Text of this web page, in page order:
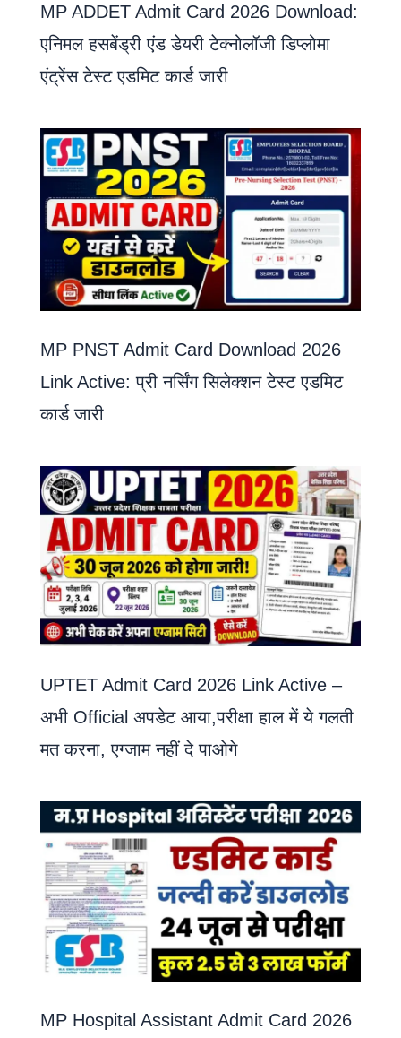
MP ADDET Admit Card 2026 Download:
एनिमल हसबेंड्री एंड डेयरी टेक्नोलॉजी डिप्लोमा
एंट्रेंस टेस्ट एडमिट कार्ड जारी
MP PNST Admit Card Download 2026
Link Active: प्री नर्सिंग सिलेक्शन टेस्ट एडमिट
कार्ड जारी
UPTET Admit Card 2026 Link Active –
अभी Official अपडेट आया,परीक्षा हाल में ये गलती
मत करना, एग्जाम नहीं दे पाओगे
MP Hospital Assistant Admit Card 2026